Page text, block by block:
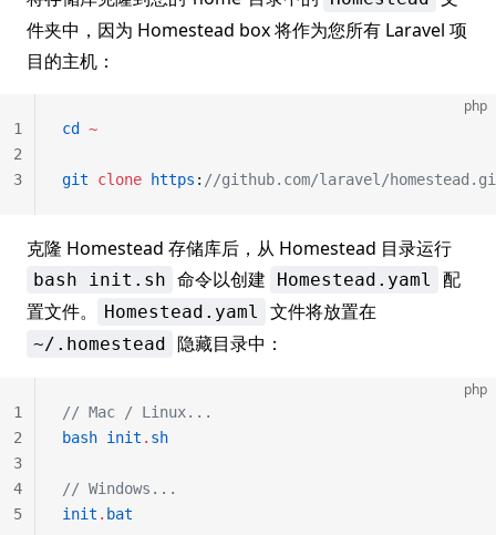
件夹中，因为 Homestead box 将作为您所有 Laravel 项
目的主机：
php
cd ~
git clone https : //github.com/laravel/
1
2
3
克隆 Homestead 存储库后，从 Homestead 目录运行
bash init.sh 命令以创建 Homestead.yaml
配
置文件。
Homestead.yaml 文件将放置在
~/.homestead 隐藏目录中：
php
// Mac / Linux...
bash init . sh
// Windows...
init . bat
1
2
3
4
5